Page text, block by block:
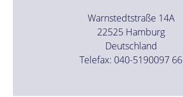
Warnstedtstraße 14A
22525 Hamburg
Deutschland
Telefax: 040-5190097 66